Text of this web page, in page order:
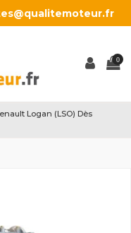
0
Logan (LSO) Dès